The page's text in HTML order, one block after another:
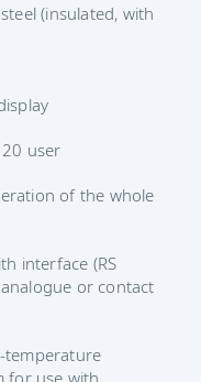
(insulated, with
user
of the whole
interface (RS
or contact
temperature